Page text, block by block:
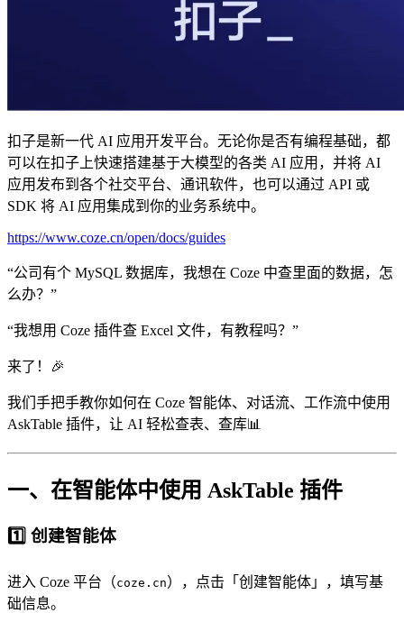
扣子是新一代 AI 应用开发平台。无论你是否有编程基础，都
可以在扣子上快速搭建基于大模型的各类 AI 应用，并将 AI
应用发布到各个社交平台、通讯软件，也可以通过 API 或
SDK 将 AI 应用集成到你的业务系统中。
https://www.coze.cn/open/docs/guides
“公司有个 MySQL 数据库，我想在 Coze 中查里面的数据，怎
么办？”
“我想用 Coze 插件查 Excel 文件，有教程吗？”
来了！🎉
我们手把手教你如何在 Coze 智能体、对话流、工作流中使用
AskTable 插件，让 AI 轻松查表、查库📊
一、在智能体中使用 AskTable 插件
1️⃣ 创建智能体
进入 Coze 平台（coze.cn），点击「创建智能体」，填写基
础信息。